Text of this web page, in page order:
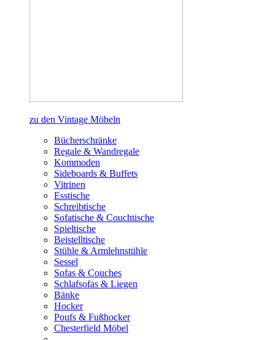
zu den Vintage Möbeln
Bücherschränke
Regale & Wandregale
Kommoden
Sideboards & Buffets
Vitrinen
Esstische
Schreibtische
Sofatische & Couchtische
Spieltische
Beistelltische
Stühle & Armlehnstühle
Sessel
Sofas & Couches
Schlafsofas & Liegen
Bänke
Hocker
Poufs & Fußhocker
Chesterfield Möbel